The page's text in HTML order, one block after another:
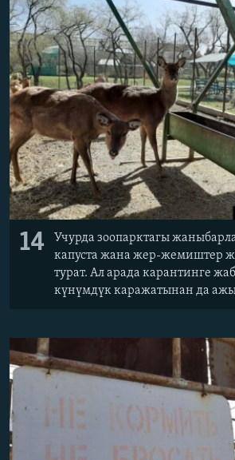
14
Учурда зоопарктагы
капуста жана жер-жемиштер
турат. Ал арада карантинге
күнүмдүк каражатынан да